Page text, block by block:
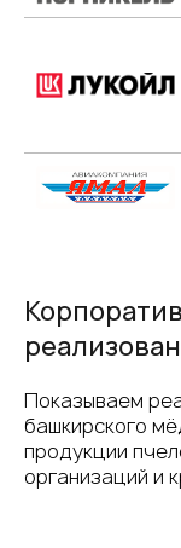
Показываем
башкирского
продукции
организаций и